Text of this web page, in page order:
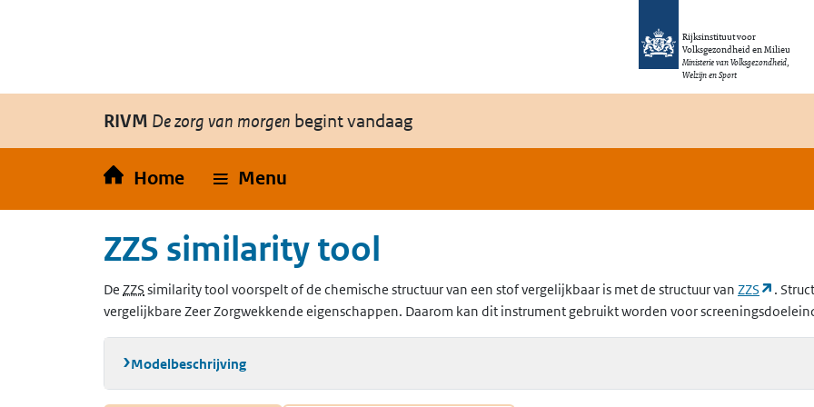
Rijksinstituut voor
Volksgezondheid en Milieu
Ministerie van Volksgezondheid,
Welzijn en Sport
RIVM De zorg van morgen begint vandaag
Home Menu
ZZS similarity tool
De ZZS (Zeer Zorgwekkende Stoffen)
similarity tool voorspelt of de chemische structuur van een stof vergelijkbaar is met de structuur van ZZS
.
vergelijkbare Zeer Zorgwekkende eigenschappen. Daarom kan dit instrument gebruikt worden voor
Modelbeschrijving